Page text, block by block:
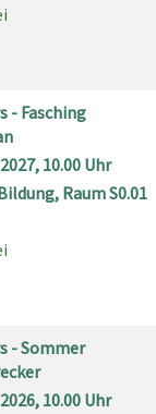
- Fasching
10.00 Uhr
Raum S0.01
- Sommer
10.00 Uhr